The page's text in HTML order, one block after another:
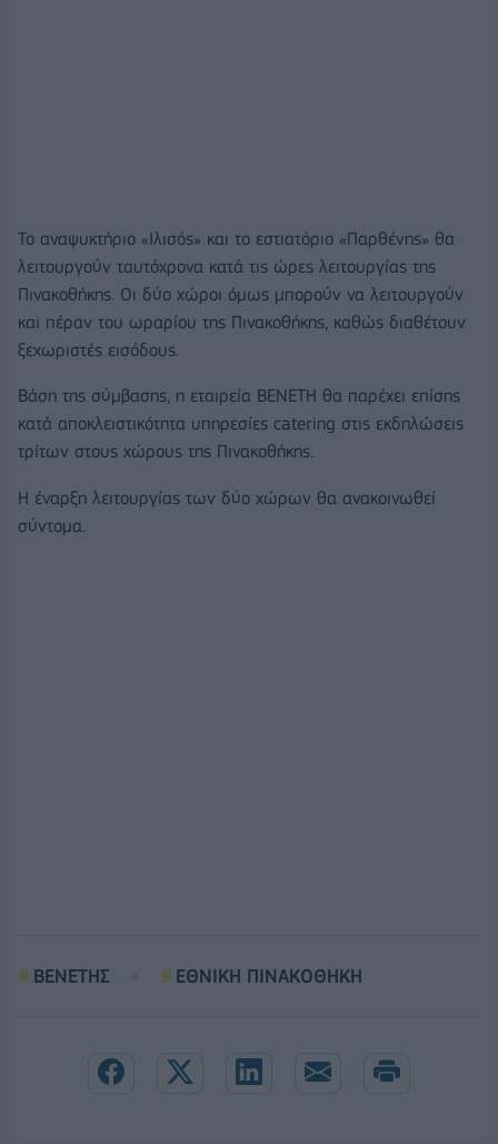
Το αναψυκτήριο «Ιλισός» και το εστιατόριο «Παρθένης» θα
λειτουργούν ταυτόχρονα κατά τις ώρες λειτουργίας της
Πινακοθήκης. Οι δύο χώροι όμως μπορούν να λειτουργούν
και πέραν του ωραρίου της Πινακοθήκης, καθώς διαθέτουν
ξεχωριστές εισόδους.
Βάση της σύμβασης, η εταιρεία ΒΕΝΕΤΗ θα παρέχει επίσης
κατά αποκλειστικότητα υπηρεσίες catering στις εκδηλώσεις
τρίτων στους χώρους της Πινακοθήκης.
Η έναρξη λειτουργίας των δύο χώρων θα ανακοινωθεί
σύντομα.
ΒΕΝΕΤΗΣ ΕΘΝΙΚΗ ΠΙΝΑΚΟΘΗΚΗ